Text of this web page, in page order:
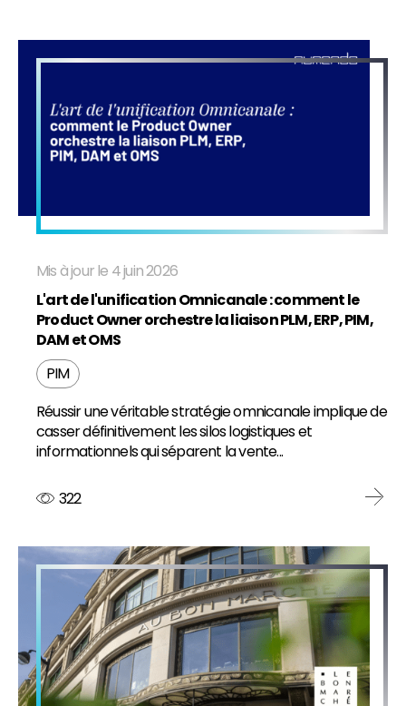
Mis à jour le 4 juin 2026
L'art de l'unification Omnicanale : comment le
Product Owner orchestre la liaison PLM, ERP, PIM,
DAM et OMS
PIM
Réussir une véritable stratégie omnicanale implique de
casser définitivement les silos logistiques et
informationnels qui séparent la vente...
322